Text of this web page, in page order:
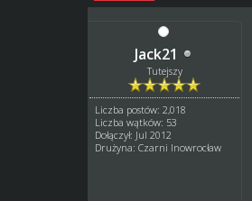
Jack21
Tutejszy
Liczba postów: 2,018
Liczba wątków: 53
Dołączył: Jul 2012
Drużyna: Czarni Inowrocław